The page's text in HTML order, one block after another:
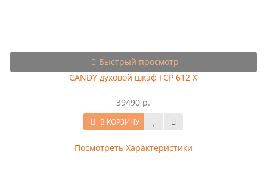
Быстрый просмотр
CANDY духовой шкаф FCP 612 X
39490 р.
В КОРЗИНУ
Посмотреть Характеристики